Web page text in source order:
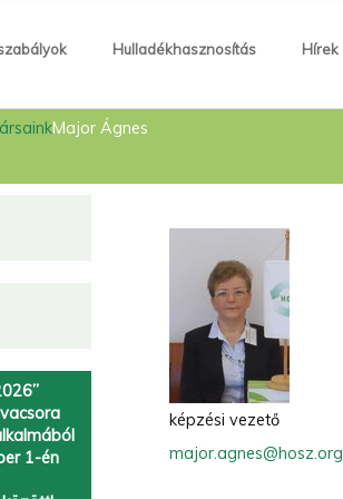
Hulladékhasznosítás Hírek
Major Ágnes
képzési vezető
major.agnes@hosz.org
1-én